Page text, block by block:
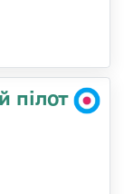
пілот